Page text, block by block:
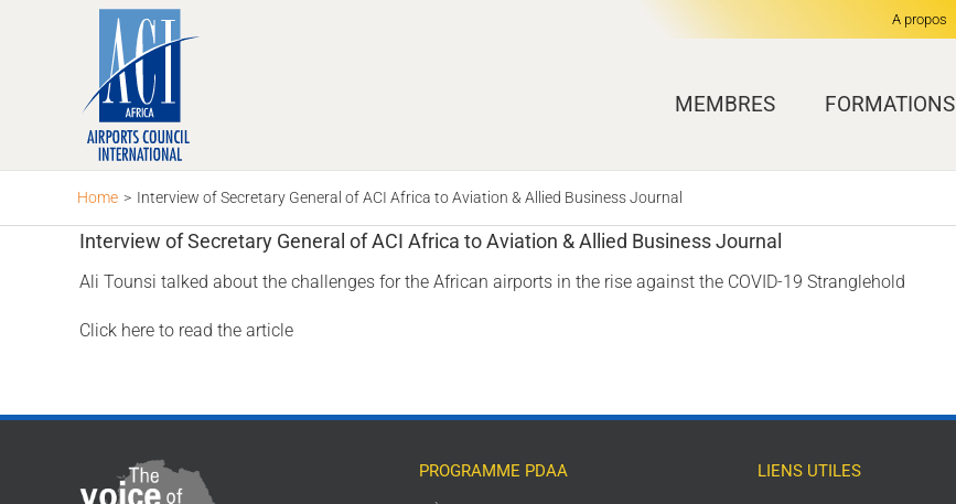
A propos
MEMBRES FORMATIONS
Home > Interview of Secretary General of ACI Africa to Aviation & Allied Business Journal
Interview of Secretary General of ACI Africa to Aviation & Allied Business Journal
Ali Tounsi talked about the challenges for the African airports in the rise against the COVID-19 Stranglehold
Click here to read the article
PROGRAMME PDAA LIENS UTILES